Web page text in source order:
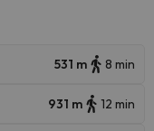
531 m 8 min
931 m 12 min